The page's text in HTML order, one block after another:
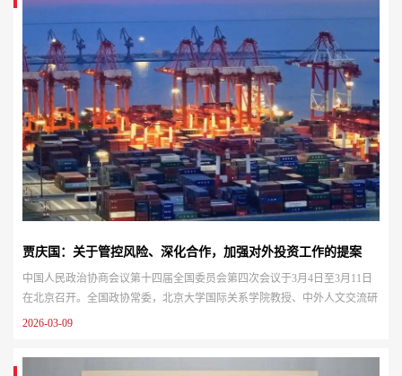
贾庆国：关于管控风险、深化合作，加强对外投资工作的提案
中国人民政治协商会议第十四届全国委员会第四次会议于3月4日至3月11日
在北京召开。全国政协常委，北京大学国际关系学院教授、中外人文交流研
究基地主任贾庆国向全国政协提交《关于管控风险、深化合作，加强对外投
2026-03-09